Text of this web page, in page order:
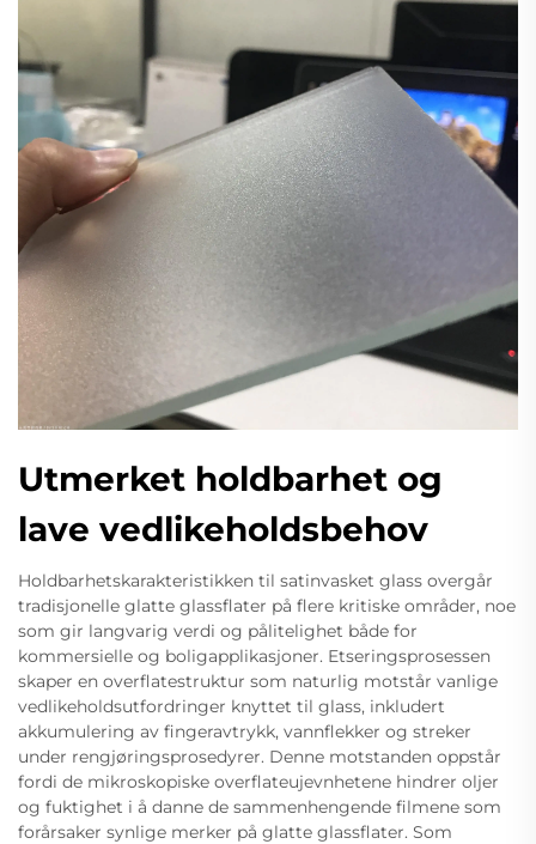
Utmerket holdbarhet og
lave vedlikeholdsbehov
Holdbarhetskarakteristikken til satinvasket glass overgår
tradisjonelle glatte glassflater på flere kritiske områder, noe
som gir langvarig verdi og pålitelighet både for
kommersielle og boligapplikasjoner. Etseringsprosessen
skaper en overflatestruktur som naturlig motstår vanlige
vedlikeholdsutfordringer knyttet til glass, inkludert
akkumulering av fingeravtrykk, vannflekker og streker
under rengjøringsprosedyrer. Denne motstanden oppstår
fordi de mikroskopiske overflateujevnhetene hindrer oljer
og fuktighet i å danne de sammenhengende filmene som
forårsaker synlige merker på glatte glassflater. Som